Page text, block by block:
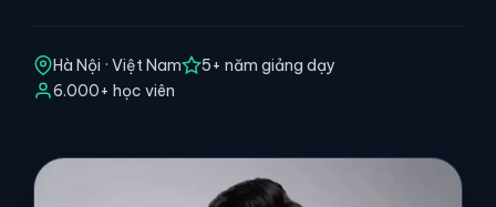
Hà Nội · Việt Nam
5+ năm giảng dạy
6.000+ học viên